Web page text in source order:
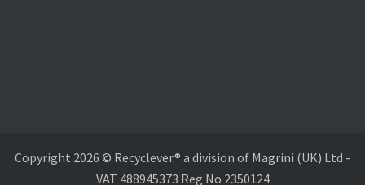
Copyright 2026 © Recyclever® a division of Magrini (UK) Ltd -
VAT 488945373 Reg No 2350124